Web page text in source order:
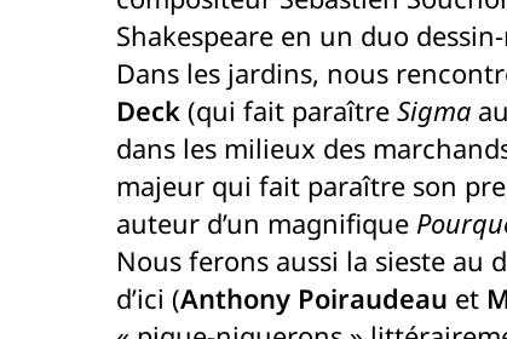
Shakespeare en un duo
Dans les jardins, nous
Deck (qui fait paraître Sigma
dans les milieux des
majeur qui fait paraître son
auteur d’un magnifique
Nous ferons aussi la sieste au
d’ici (Anthony Poiraudeau et